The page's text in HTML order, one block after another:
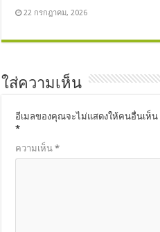
22 กรกฎาคม, 2026
ใส่ความเห็น
อีเมลของคุณจะไม่แสดงให้คนอื่นเห็น
*
ความเห็น*